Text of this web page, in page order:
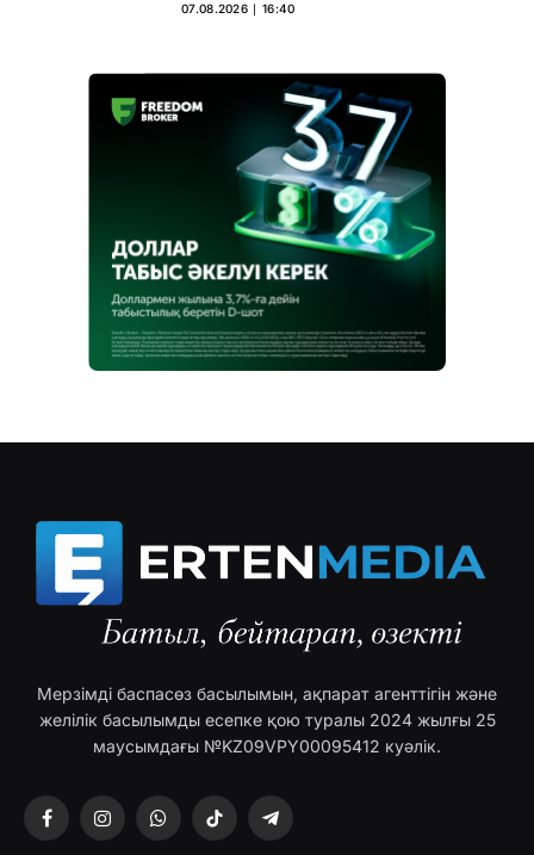
07.08.2026 ∣ 16:40
Мерзімді баспасөз басылымын, ақпарат агенттігін және
желілік басылымды есепке қою туралы 2024 жылғы 25
маусымдағы №KZ09VPY00095412 куәлік.
FacebookInstagramWhatsAppTikTok Telegram